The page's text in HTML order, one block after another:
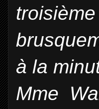
à la
Mme